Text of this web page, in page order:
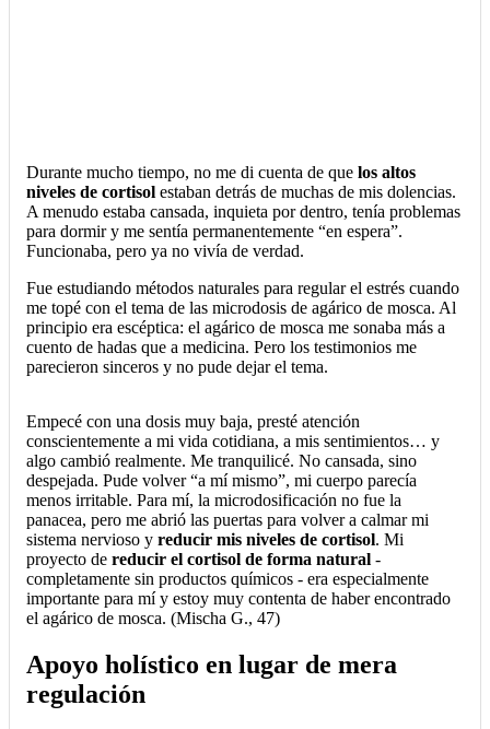
Durante mucho tiempo, no me di cuenta de que los altos
niveles de cortisol estaban detrás de muchas de mis dolencias.
A menudo estaba cansada, inquieta por dentro, tenía problemas
para dormir y me sentía permanentemente “en espera”.
Funcionaba, pero ya no vivía de verdad.
Fue estudiando métodos naturales para regular el estrés cuando
me topé con el tema de las microdosis de agárico de mosca. Al
principio era escéptica: el agárico de mosca me sonaba más a
cuento de hadas que a medicina. Pero los testimonios me
parecieron sinceros y no pude dejar el tema.
Empecé con una dosis muy baja, presté atención
conscientemente a mi vida cotidiana, a mis sentimientos… y
algo cambió realmente. Me tranquilicé. No cansada, sino
despejada. Pude volver “a mí mismo”, mi cuerpo parecía
menos irritable. Para mí, la microdosificación no fue la
panacea, pero me abrió las puertas para volver a calmar mi
sistema nervioso y reducir mis niveles de cortisol. Mi
proyecto de reducir el cortisol de forma natural -
completamente sin productos químicos - era especialmente
importante para mí y estoy muy contenta de haber encontrado
el agárico de mosca. (Mischa G., 47)
Apoyo holístico en lugar de mera
regulación